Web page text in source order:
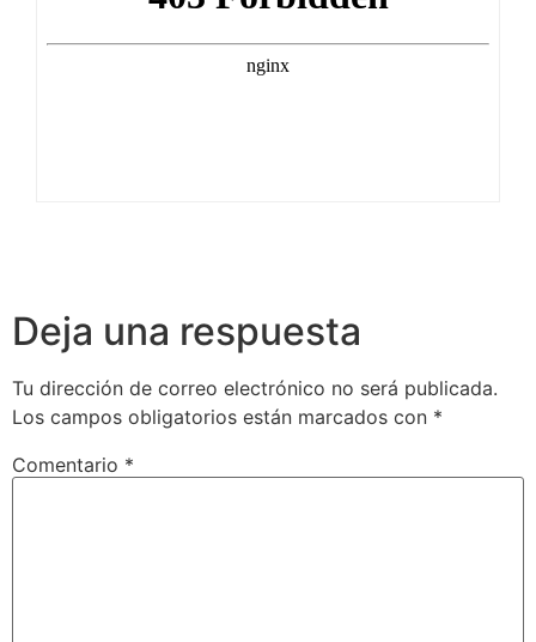
Deja una respuesta
Tu dirección de correo electrónico no será publicada.
Los campos obligatorios están marcados con *
Comentario *